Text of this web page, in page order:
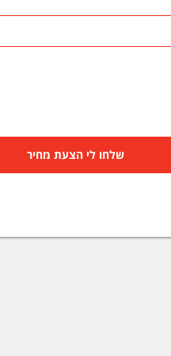
שלחו לי הצעת מחיר